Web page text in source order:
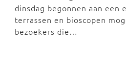
dinsdag begonnen aan een
terrassen en bioscopen
bezoekers die…